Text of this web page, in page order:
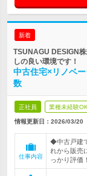
新着
TSUNAGU DESIGN
しの良い環境です！
中古住宅×リノベ
数
正社員 業種未経験OK
情報更新日：2026/03/20
仕事内容
◆中古戸建
れから販売
っかり評価